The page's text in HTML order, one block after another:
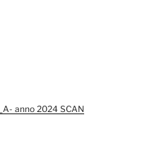
anno 2024 SCAN